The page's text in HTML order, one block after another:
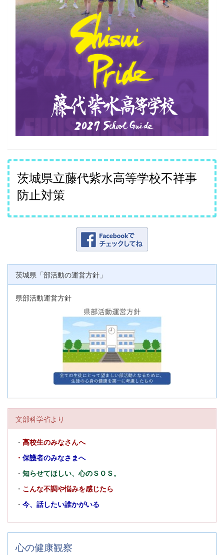
茨城県立藤代紫水高等学校不祥事
防止対策
茨城県「部活動の運営方針」
県部活動運営方針
文部科学省より
・ 高校生のみなさんへ
・ 保護者のみなさまへ
・ 知らせてほしい、心のＳＯＳ。
・ こんな不調や悩みを感じたら
・ 今、話したい誰かがいる
心の健康観察